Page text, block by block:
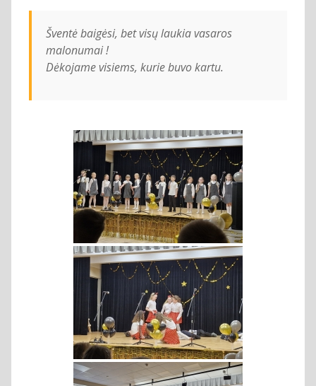
Šventė baigėsi, bet visų laukia vasaros
malonumai !
Dėkojame visiems, kurie buvo kartu.